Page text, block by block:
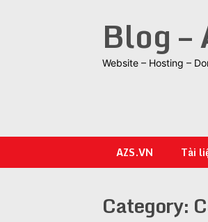
Blog –
Website – Hosting –
AZS.VN Tài
Category: